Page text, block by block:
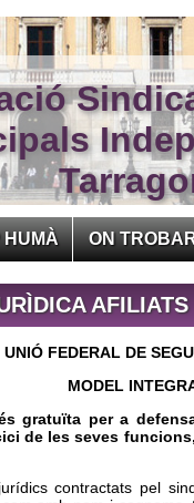
HUMÀ ON
UNIÓ FEDERAL DE
MODEL
gratuïta per a
de les seves
contractats pel